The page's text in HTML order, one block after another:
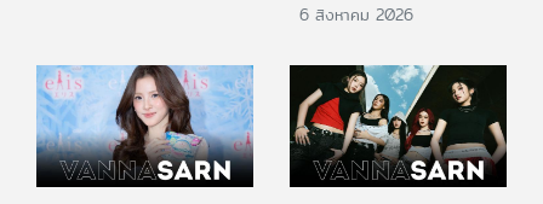
6 สิงหาคม 2026